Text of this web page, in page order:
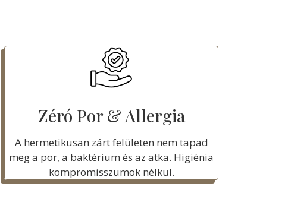
Zéró Por & Allergia
A hermetikusan zárt felületen nem tapad
meg a por, a baktérium és az atka. Higiénia
kompromisszumok nélkül.